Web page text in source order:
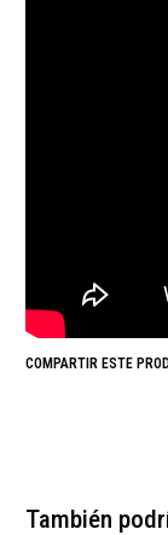
COMPARTIR ESTE
También